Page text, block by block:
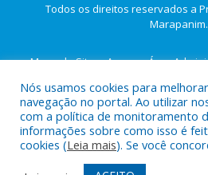
Todos os direitos reservados a
Marapanim.
Mapa do Site
Acessar Área
Nós usamos cookies para
navegação no portal. Ao utilizar
com a política de monitoramento
informações sobre como isso é
cookies (Leia mais). Se você